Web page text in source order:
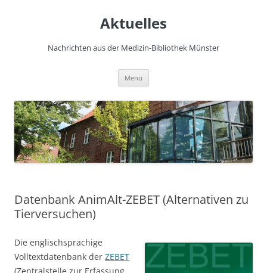
Aktuelles
Nachrichten aus der Medizin-Bibliothek Münster
Menü
Datenbank AnimAlt-ZEBET (Alternativen zu
Tierversuchen)
Die englischsprachige
Volltextdatenbank der ZEBET